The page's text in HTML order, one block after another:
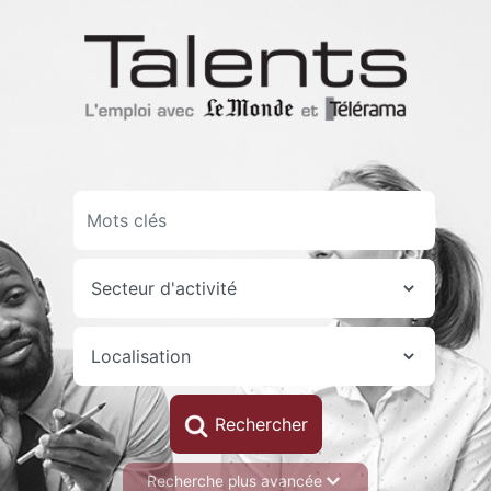
Recherche plus avancée